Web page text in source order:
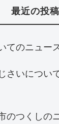
最近の投稿
てのニュー
さいについ
のつくしの